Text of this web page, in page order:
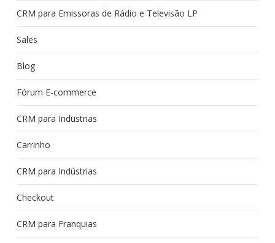
CRM para Emissoras de Rádio e Televisão LP
Sales
Blog
Fórum E-commerce
CRM para Industrias
Carrinho
CRM para Indústrias
Checkout
CRM para Franquias